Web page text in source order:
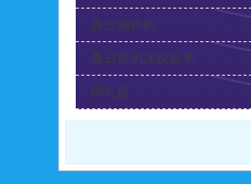
真空油炸机
夏日里的冰饮故事
肉丸机